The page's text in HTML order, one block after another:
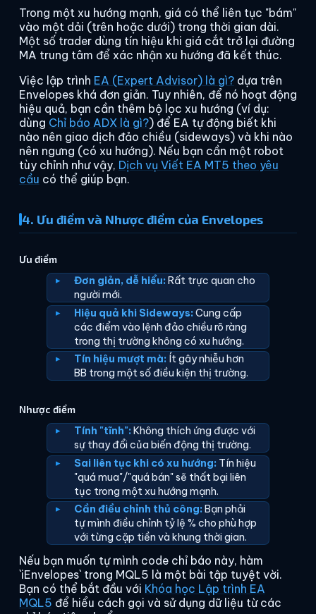
Trong một xu hướng mạnh, giá có thể liên tục "bám"
vào một dải (trên hoặc dưới) trong thời gian dài.
Một số trader dùng tín hiệu khi giá cắt trở lại đường
MA trung tâm để xác nhận xu hướng đã kết thúc.
Việc lập trình EA (Expert Advisor) là gì?dựa trên
Envelopes khá đơn giản. Tuy nhiên, để nó hoạt động
hiệu quả, bạn cần thêm bộ lọc xu hướng (ví dụ:
dùng Chỉ báo ADX là gì?) để EA tự động biết khi
nào nên giao dịch đảo chiều (sideways) và khi nào
nên ngưng (có xu hướng). Nếu bạn cần một robot
tùy chỉnh như vậy, Dịch vụ Viết EA MT5 theo yêu
cầu có thể giúp bạn.
4. Ưu điểm và Nhược điểm của Envelopes
Ưu điểm
Đơn giản, dễ hiểu:Rất trực quan cho
người mới.
Hiệu quả khi Sideways:Cung cấp
các điểm vào lệnh đảo chiều rõ ràng
trong thị trường không có xu hướng.
Tín hiệu mượt mà: Ít gây nhiễu hơn
BB trong một số điều kiện thị trường.
Nhược điểm
Tính "tĩnh":Không thích ứng được với
sự thay đổi của biến động thị trường.
Sai liên tục khi có xu hướng: Tín hiệu
"quá mua"/"quá bán" sẽ thất bại liên
tục trong một xu hướng mạnh.
Cần điều chỉnh thủ công:Bạn phải
tự mình điều chỉnh tỷ lệ % cho phù hợp
với từng cặp tiền và khung thời gian.
Nếu bạn muốn tự mình code chỉ báo này, hàm
`iEnvelopes` trong MQL5 là một bài tập tuyệt vời.
Bạn có thể bắt đầu với Khóa học Lập trình EA
MQL5 để hiểu cách gọi và sử dụng dữ liệu từ các